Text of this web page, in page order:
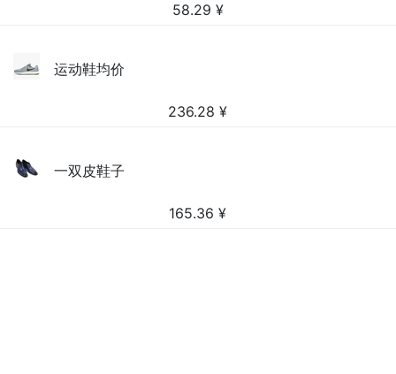
58.29 ¥
运动鞋均价
236.28 ¥
一双皮鞋子
165.36 ¥